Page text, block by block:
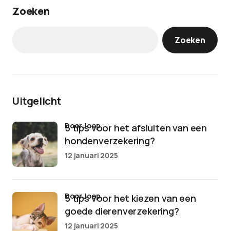
Zoeken
Zoeken
Uitgelicht
5 tips voor het afsluiten van een
hondenverzekering?
door Joep
12 januari 2025
5 tips voor het kiezen van een
goede dierenverzekering?
door Joep
12 januari 2025